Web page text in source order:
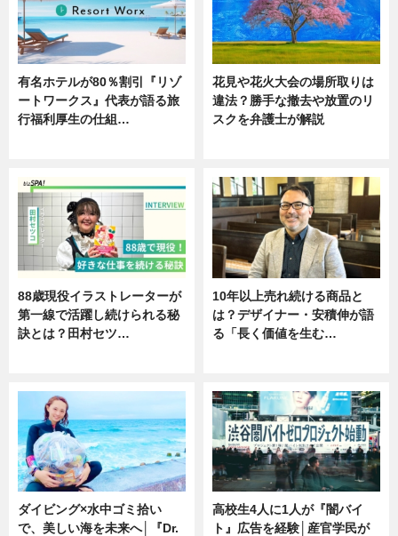
有名ホテルが80％割引『リゾ
ートワークス』代表が語る旅
行福利厚生の仕組…
花見や花火大会の場所取りは
違法？勝手な撤去や放置のリ
スクを弁護士が解説
88歳現役イラストレーターが
第一線で活躍し続けられる秘
訣とは？田村セツ…
10年以上売れ続ける商品と
は？デザイナー・安積伸が語
る「長く価値を生む…
ダイビング×水中ゴミ拾い
で、美しい海を未来へ│『Dr.
高校生4人に1人が『闇バイ
ト』広告を経験│産官学民が